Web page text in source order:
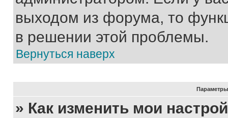
выходом из форума, то
в решении этой проблемы.
Вернуться наверх
Параметры
» Как изменить мои